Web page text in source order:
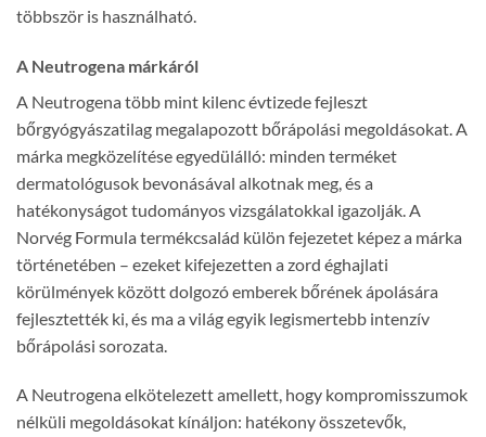
többször is használható.
A Neutrogena márkáról
A Neutrogena több mint kilenc évtizede fejleszt
bőrgyógyászatilag megalapozott bőrápolási megoldásokat. A
márka megközelítése egyedülálló: minden terméket
dermatológusok bevonásával alkotnak meg, és a
hatékonyságot tudományos vizsgálatokkal igazolják. A
Norvég Formula termékcsalád külön fejezetet képez a márka
történetében – ezeket kifejezetten a zord éghajlati
körülmények között dolgozó emberek bőrének ápolására
fejlesztették ki, és ma a világ egyik legismertebb intenzív
bőrápolási sorozata.
A Neutrogena elkötelezett amellett, hogy kompromisszumok
nélküli megoldásokat kínáljon: hatékony összetevők,